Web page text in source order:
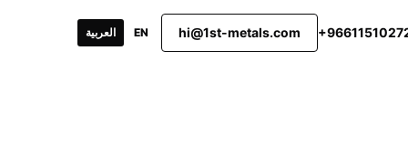
hi@1st-metals.com
EN العربية